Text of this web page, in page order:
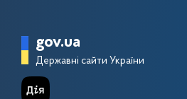
Головна
gov.ua
Державні сайти України